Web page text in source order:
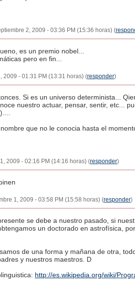
2, 2009 - 03:36 PM (15:36 horas) (
es un premio nobel...
pero en fin...
2009 - 01:31 PM (13:31 horas) (responder)
Si es un universo determinista...
nuestro actuar, pensar, sentir, etc...
que no le conocia hasta el
2009 - 02:16 PM (14:16 horas) (responder)
1, 2009 - 03:58 PM (15:58 horas) (responder)
se debe a nuestro pasado, si
un doctorado en astrofísica,
de una forma y mañana de otra,
y nuestros maestros. D
http://es.wikipedia.org/wiki/